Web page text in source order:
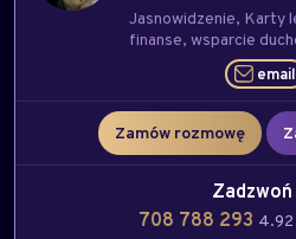
Jasnowidzenie Karty
finanse wsparcie
email
Zamów rozmowę
Zadzwoń
708 788 293 4.92